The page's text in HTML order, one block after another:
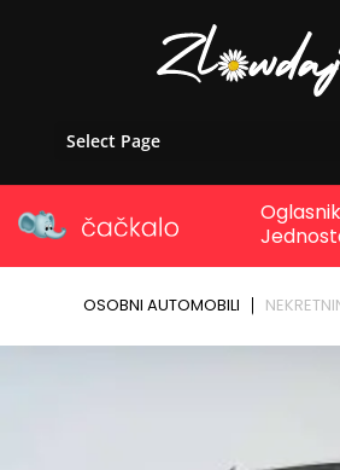
Select Page